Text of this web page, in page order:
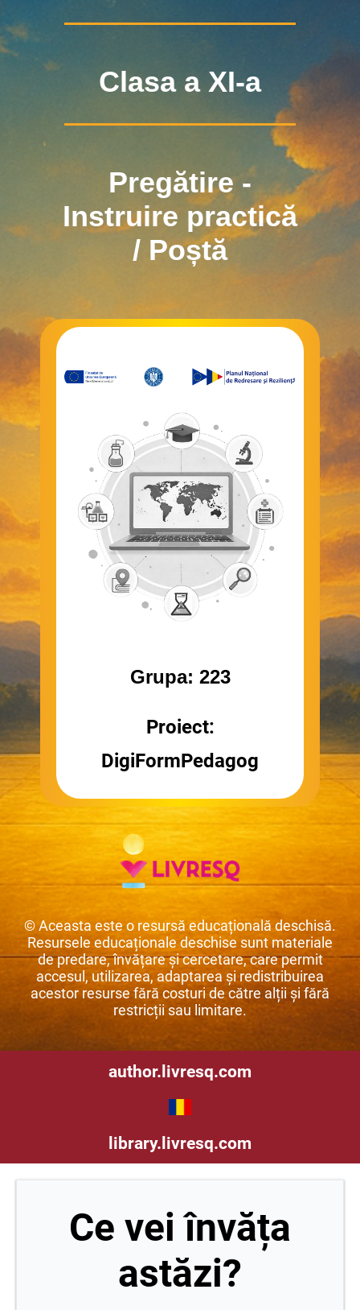
Clasa a XI-a
Pregătire -
Instruire practică
/ Poștă
Grupa: 223
Proiect:
DigiFormPedagog
© Aceasta este o resursă educațională deschisă.
Resursele educaționale deschise sunt materiale
de predare, învățare și cercetare, care permit
accesul, utilizarea, adaptarea și redistribuirea
acestor resurse fără costuri de către alții și fără
restricții sau limitare.
author.livresq.com
library.livresq.com
Ce vei învăța
astăzi?